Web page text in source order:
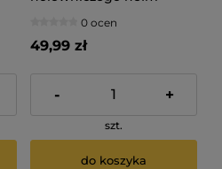
0 ocen
49,99 zł
- +
szt.
do koszyka